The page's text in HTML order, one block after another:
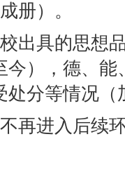
册）。
出具的思想
今），德、
处分等情况（
再进入后续